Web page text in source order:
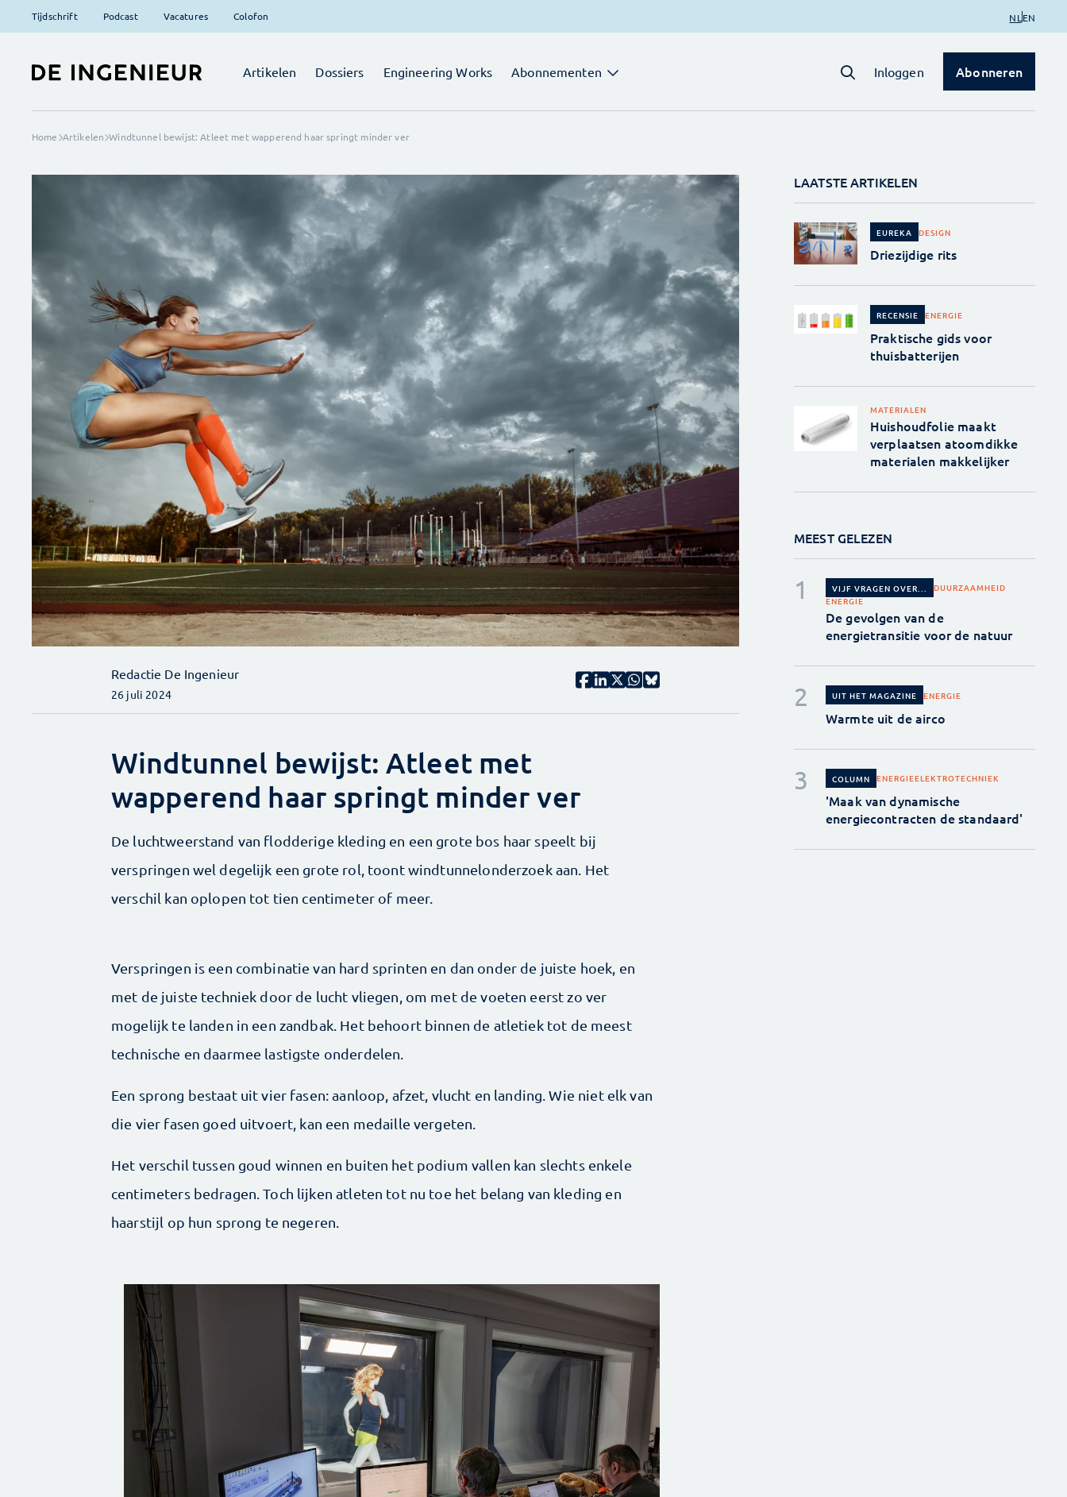
Tijdschrift Podcast Vacatures Colofon NL EN
Artikelen Dossiers Engineering Works Abonnementen Inloggen Abonneren
Home Artikelen Windtunnel bewijst: Atleet met wapperend haar springt minder ver
Redactie De Ingenieur
26 juli 2024
Windtunnel bewijst: Atleet met
wapperend haar springt minder ver
De luchtweerstand van flodderige kleding en een grote bos haar speelt bij
verspringen wel degelijk een grote rol, toont windtunnelonderzoek aan. Het
verschil kan oplopen tot tien centimeter of meer.
Verspringen is een combinatie van hard sprinten en dan onder de juiste hoek, en
met de juiste techniek door de lucht vliegen, om met de voeten eerst zo ver
mogelijk te landen in een zandbak. Het behoort binnen de atletiek tot de meest
technische en daarmee lastigste onderdelen.
Een sprong bestaat uit vier fasen: aanloop, afzet, vlucht en landing. Wie niet elk van
die vier fasen goed uitvoert, kan een medaille vergeten.
Het verschil tussen goud winnen en buiten het podium vallen kan slechts enkele
centimeters bedragen. Toch lijken atleten tot nu toe het belang van kleding en
haarstijl op hun sprong te negeren.
LAATSTE ARTIKELEN
EUREKA DESIGN
Driezijdige rits
RECENSIE ENERGIE
Praktische gids voor
thuisbatterijen
MATERIALEN
Huishoudfolie maakt
verplaatsen atoomdikke
materialen makkelijker
MEEST GELEZEN
VIJF VRAGEN OVER...
DUURZAAMHEID
ENERGIE
De gevolgen van de
energietransitie voor de natuur
UIT HET MAGAZINE ENERGIE
Warmte uit de airco
COLUMN ENERGIEELEKTROTECHNIEK
'Maak van dynamische
energiecontracten de standaard'